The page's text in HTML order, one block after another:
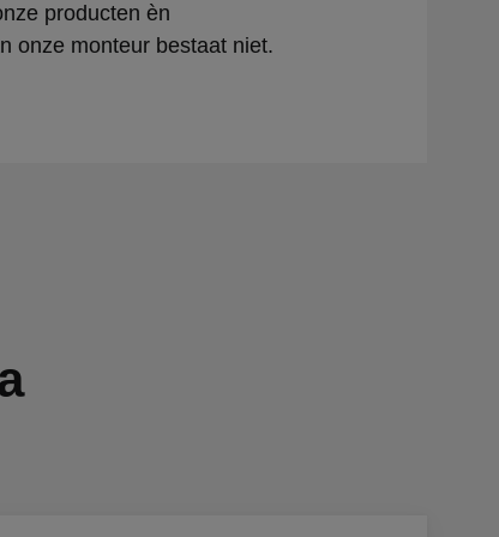
producten èn
onze monteur bestaat niet.